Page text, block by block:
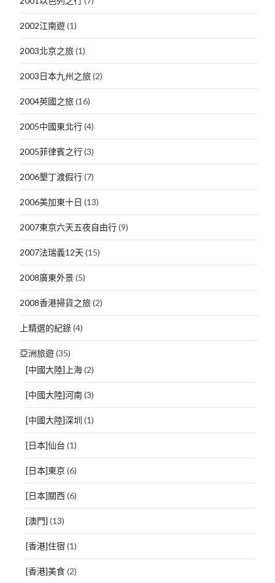
2002江南遊(1)
2003北京之旅(1)
2003日本九州之旅(2)
2004英國之旅(16)
2005中國東北行(4)
2005菲律賓之行(3)
2006墾丁渡假行(7)
2006美加東十日 (13)
2007東京六天五夜自由行(9)
2007法瑞義12天(15)
2008廣東外景(5)
2008香港掃貨之旅(2)
上精選的紀錄(4)
亞洲旅遊(35)
[中國大陸]上海(2)
[中國大陸]河南(3)
[中國大陸]深圳 (1)
[日本]仙台 (1)
[日本]東京(6)
[日本]關西(6)
[澳門] (13)
[香港]住宿 (1)
[香港]美食(2)